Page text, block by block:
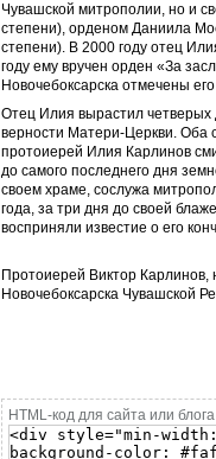
Чувашской митрополии, но и
степени), орденом Даниила
степени). В 2000 году отец
году ему вручен орден «За
Новочебоксарска отмечены
Отец Илия вырастил четверых
верности Матери-Церкви. Оба
протоиерей Илия Карлинов
до самого последнего дня
своем храме, сослужа
года, за три дня до своей
восприняли известие о его
Протоиерей Виктор Карлинов,
Новочебоксарска Чувашской
HTML-код для сайта или